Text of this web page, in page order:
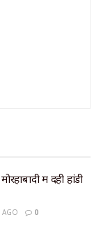
में दही हांडी
AGO 0